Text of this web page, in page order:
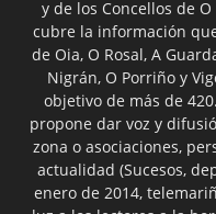
y de los Concellos de
cubre la información
de Oia, O Rosal, A
Nigrán, O Porriño y
objetivo de más de
propone dar voz y
zona o asociaciones,
actualidad (Sucesos,
enero de 2014,